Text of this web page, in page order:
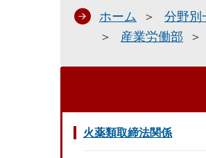
ホーム 分野別
産業労働部
火薬類取締法関係